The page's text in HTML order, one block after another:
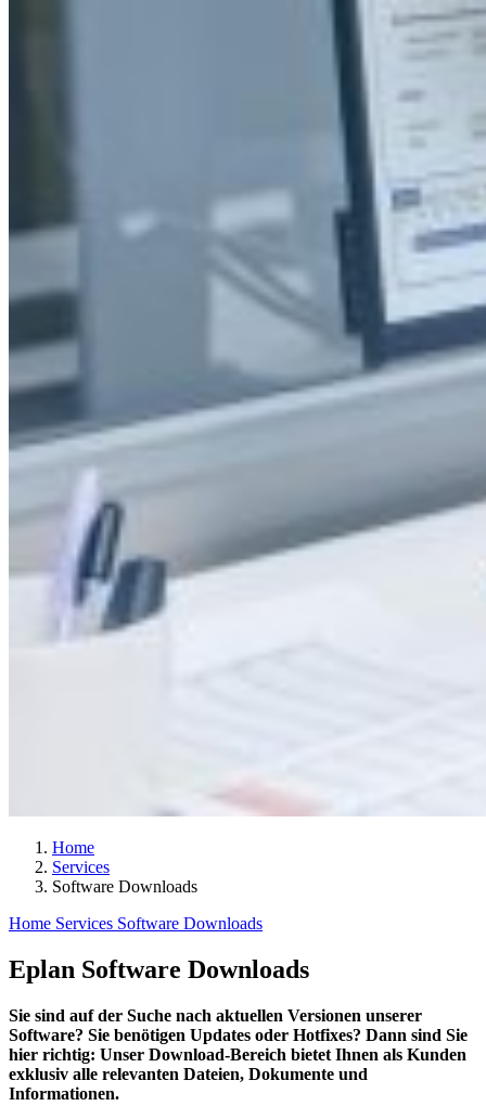
Home
Services
Software Downloads
Home Services Software Downloads
Eplan Software Downloads
Sie sind auf der Suche nach aktuellen Versionen unserer
Software? Sie benötigen Updates oder Hotfixes? Dann sind Sie
hier richtig: Unser Download-Bereich bietet Ihnen als Kunden
exklusiv alle relevanten Dateien, Dokumente und
Informationen.